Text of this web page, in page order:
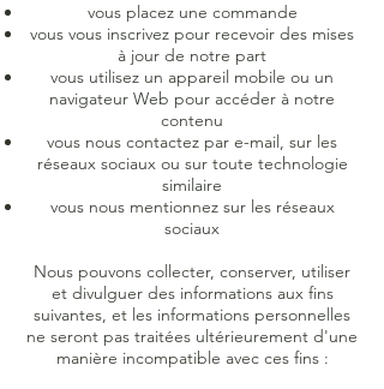
vous placez une commande
vous vous inscrivez pour recevoir des mises
à jour de notre part
vous utilisez un appareil mobile ou un
navigateur Web pour accéder à notre
contenu
vous nous contactez par e-mail, sur les
réseaux sociaux ou sur toute technologie
similaire
vous nous mentionnez sur les réseaux
sociaux
Nous pouvons collecter, conserver, utiliser
et divulguer des informations aux fins
suivantes, et les informations personnelles
ne seront pas traitées ultérieurement d'une
manière incompatible avec ces fins :